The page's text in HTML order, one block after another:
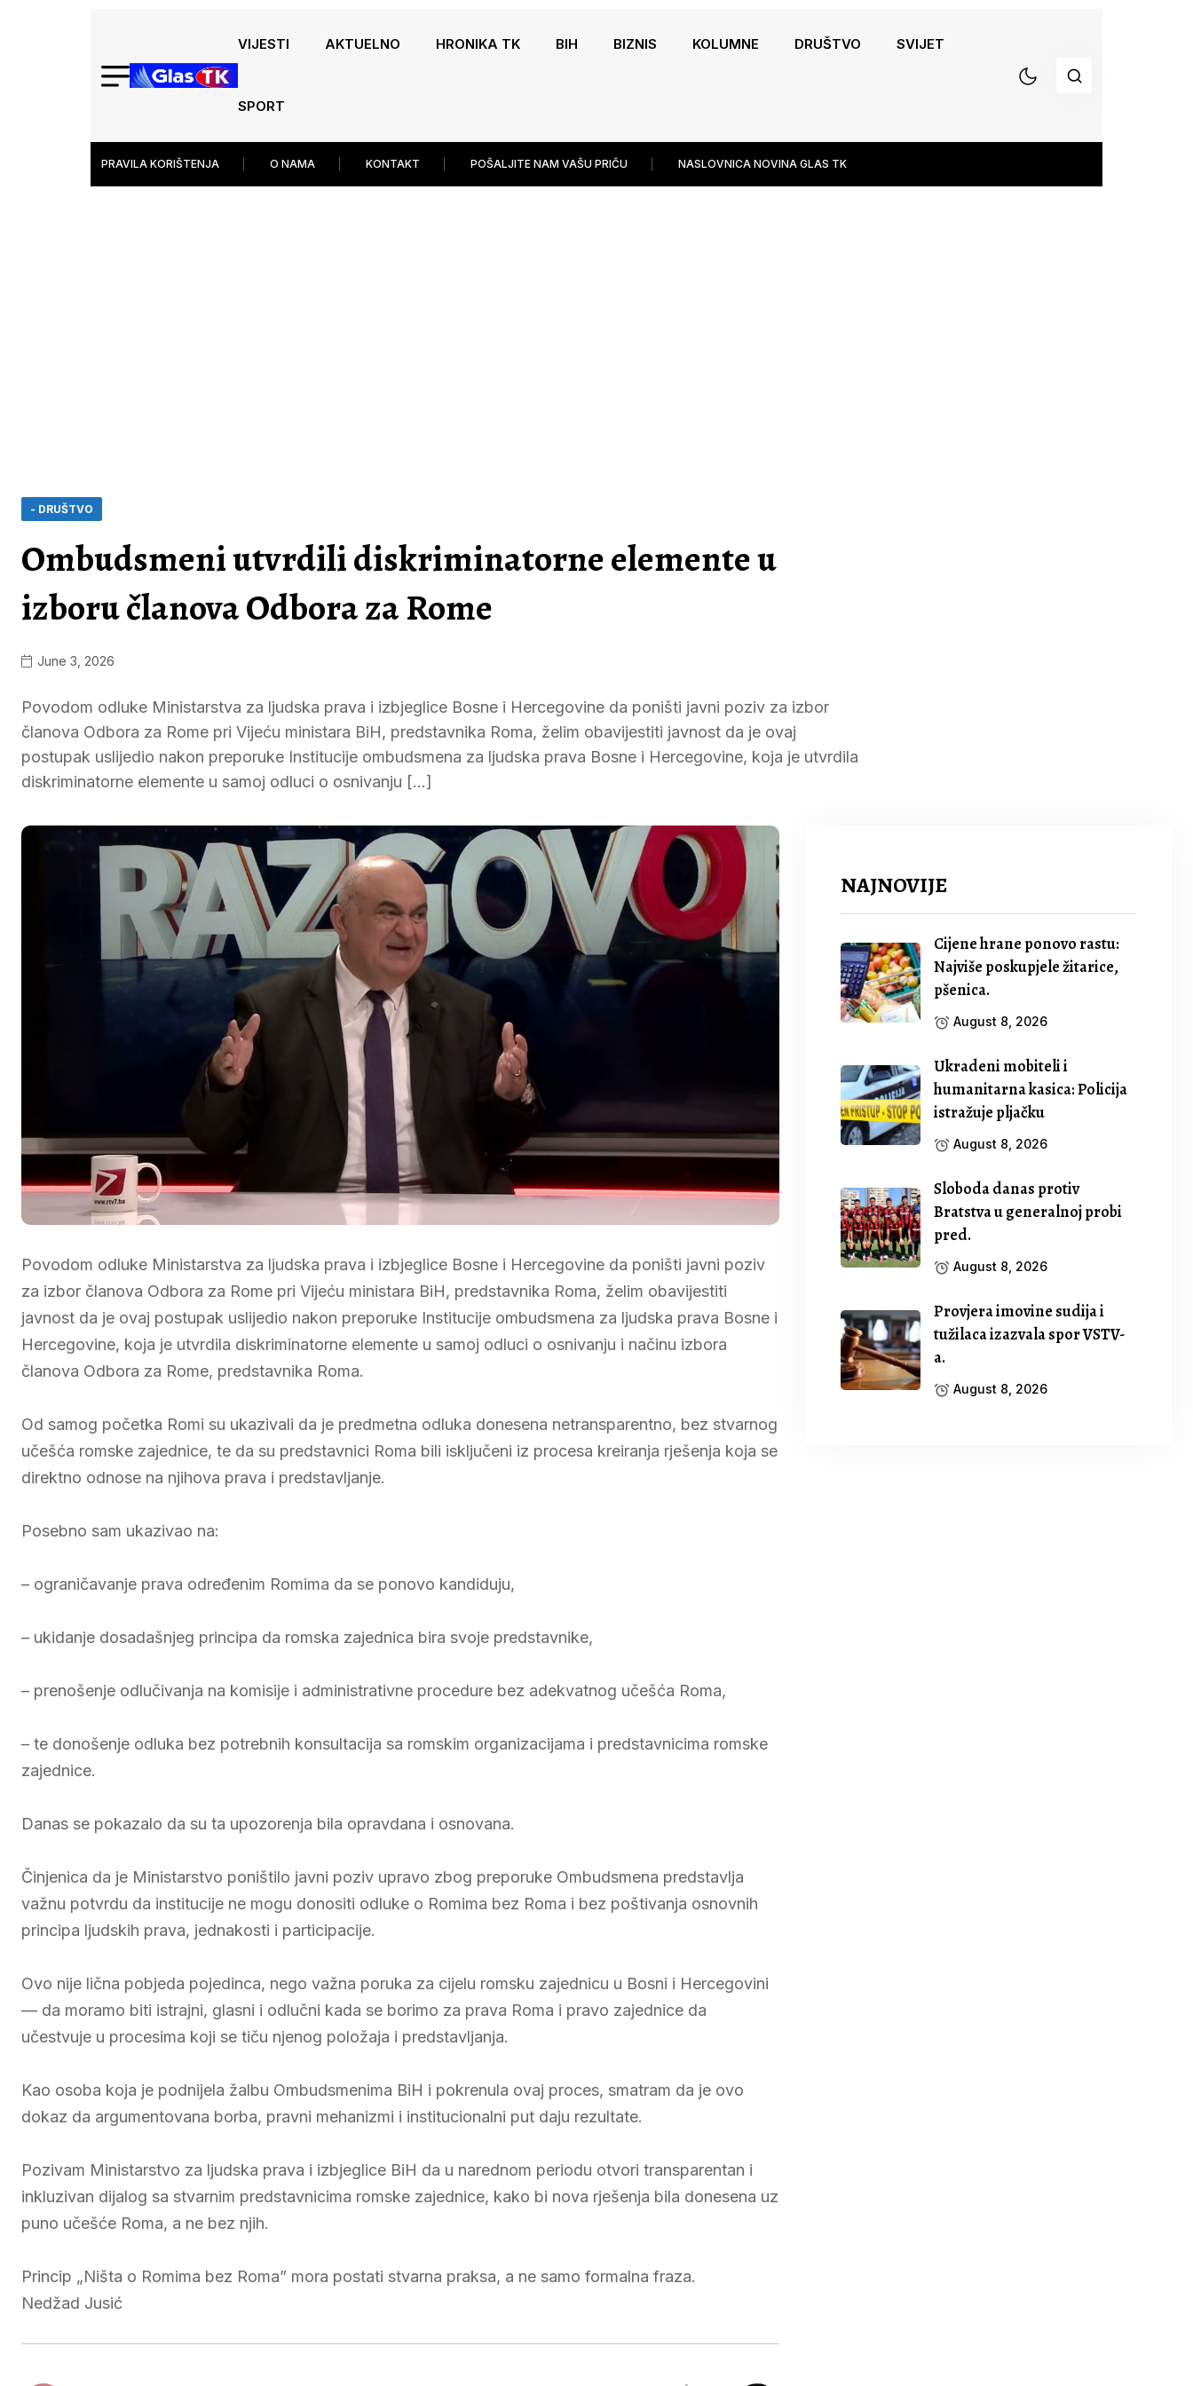
VIJESTI AKTUELNO HRONIKA TK BIH BIZNIS KOLUMNE DRUŠTVO SVIJET
SPORT
PRAVILA KORIŠTENJA O NAMA KONTAKT POŠALJITE NAM VAŠU PRIČU NASLOVNICA NOVINA GLAS TK
- DRUŠTVO
Ombudsmeni utvrdili diskriminatorne elemente u
izboru članova Odbora za Rome
June 3, 2026
Povodom odluke Ministarstva za ljudska prava i izbjeglice Bosne i Hercegovine da poništi javni poziv za izbor
članova Odbora za Rome pri Vijeću ministara BiH, predstavnika Roma, želim obavijestiti javnost da je ovaj
postupak uslijedio nakon preporuke Institucije ombudsmena za ljudska prava Bosne i Hercegovine, koja je utvrdila
diskriminatorne elemente u samoj odluci o osnivanju […]
Povodom odluke Ministarstva za ljudska prava i izbjeglice Bosne i Hercegovine da poništi javni poziv
za izbor članova Odbora za Rome pri Vijeću ministara BiH, predstavnika Roma, želim obavijestiti
javnost da je ovaj postupak uslijedio nakon preporuke Institucije ombudsmena za ljudska prava Bosne i
Hercegovine, koja je utvrdila diskriminatorne elemente u samoj odluci o osnivanju i načinu izbora
članova Odbora za Rome, predstavnika Roma.
Od samog početka Romi su ukazivali da je predmetna odluka donesena netransparentno, bez stvarnog
učešća romske zajednice, te da su predstavnici Roma bili isključeni iz procesa kreiranja rješenja koja se
direktno odnose na njihova prava i predstavljanje.
Posebno sam ukazivao na:
– ograničavanje prava određenim Romima da se ponovo kandiduju,
– ukidanje dosadašnjeg principa da romska zajednica bira svoje predstavnike,
– prenošenje odlučivanja na komisije i administrativne procedure bez adekvatnog učešća Roma,
– te donošenje odluka bez potrebnih konsultacija sa romskim organizacijama i predstavnicima romske
zajednice.
Danas se pokazalo da su ta upozorenja bila opravdana i osnovana.
Činjenica da je Ministarstvo poništilo javni poziv upravo zbog preporuke Ombudsmena predstavlja
važnu potvrdu da institucije ne mogu donositi odluke o Romima bez Roma i bez poštivanja osnovnih
principa ljudskih prava, jednakosti i participacije.
Ovo nije lična pobjeda pojedinca, nego važna poruka za cijelu romsku zajednicu u Bosni i Hercegovini
— da moramo biti istrajni, glasni i odlučni kada se borimo za prava Roma i pravo zajednice da
učestvuje u procesima koji se tiču njenog položaja i predstavljanja.
Kao osoba koja je podnijela žalbu Ombudsmenima BiH i pokrenula ovaj proces, smatram da je ovo
dokaz da argumentovana borba, pravni mehanizmi i institucionalni put daju rezultate.
Pozivam Ministarstvo za ljudska prava i izbjeglice BiH da u narednom periodu otvori transparentan i
inkluzivan dijalog sa stvarnim predstavnicima romske zajednice, kako bi nova rješenja bila donesena uz
puno učešće Roma, a ne bez njih.
Princip „Ništa o Romima bez Roma” mora postati stvarna praksa, a ne samo formalna fraza.
Nedžad Jusić
NAJNOVIJE
Cijene hrane ponovo rastu:
Najviše poskupjele žitarice,
pšenica.
August 8, 2026
Ukradeni mobiteli i
humanitarna kasica: Policija
istražuje pljačku
August 8, 2026
Sloboda danas protiv
Bratstva u generalnoj probi
pred.
August 8, 2026
Provjera imovine sudija i
tužilaca izazvala spor VSTV-
a.
August 8, 2026